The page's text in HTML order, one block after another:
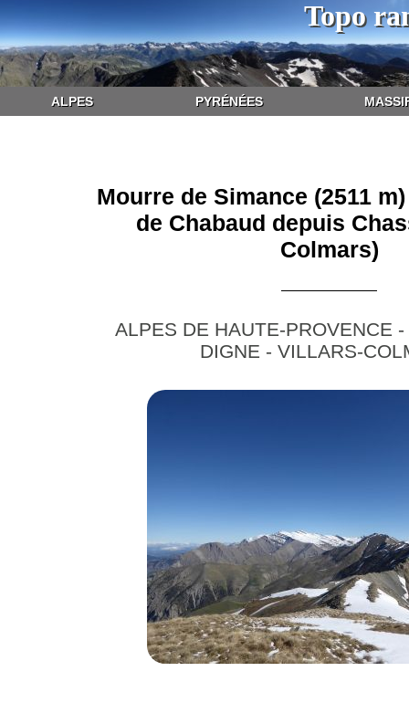
Topo
ALPES PYRÉNÉES
Mourre de Simance (2511
de Chabaud depuis
Colmars)
ALPES DE HAUTE-PROVENCE
DIGNE - VILLARS-